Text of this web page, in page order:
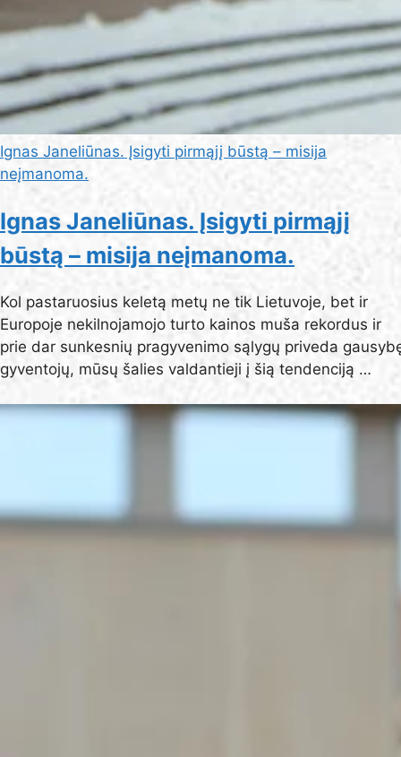
Ignas Janeliūnas. Įsigyti pirmąjį būstą – misija
neįmanoma.
Ignas Janeliūnas. Įsigyti pirmąjį
būstą – misija neįmanoma.
Kol pastaruosius keletą metų ne tik Lietuvoje, bet ir
Europoje nekilnojamojo turto kainos muša rekordus ir
prie dar sunkesnių pragyvenimo sąlygų priveda
gyventojų, mūsų šalies valdantieji į šią tendenciją …